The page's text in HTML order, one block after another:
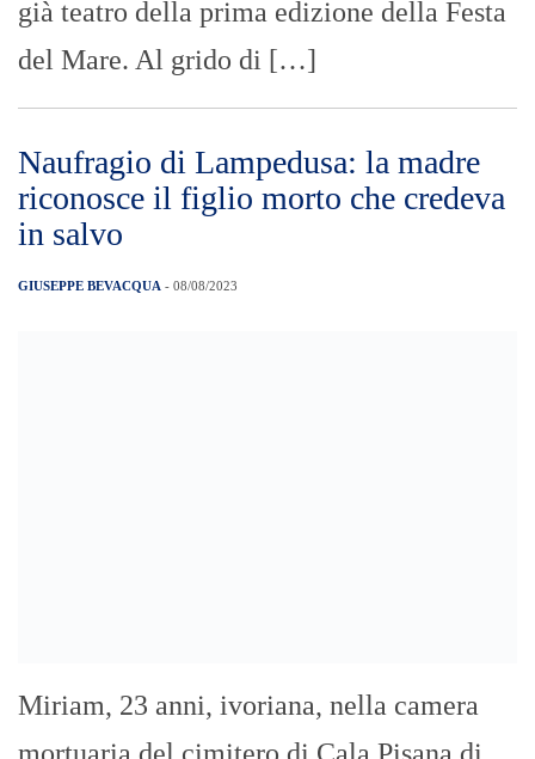
mortuaria del cimitero di Cala Pisana di
un anno e mezzo che è morto nel
naufragio di uno dei due barchini colati a
picco sabato nel canale di Sicilia.
I carabinieri hanno recuperato un
monopattino rubato a un bambino a